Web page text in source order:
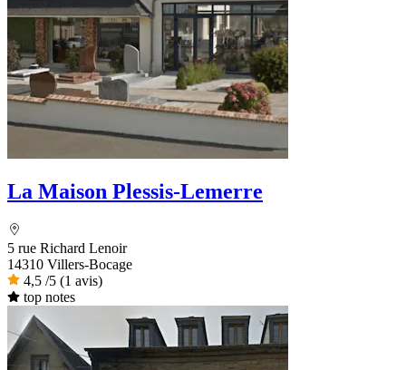
La Maison Plessis-Lemerre
5 rue Richard Lenoir
14310 Villers-Bocage
4,5 /5 (1 avis)
top notes